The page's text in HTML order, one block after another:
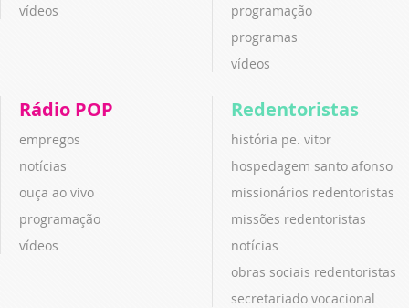
vídeos
programação
programas
vídeos
Rádio POP
empregos
notícias
ouça ao vivo
programação
vídeos
Redentoristas
história pe. vitor
hospedagem santo afonso
missionários redentoristas
missões redentoristas
notícias
obras sociais redentoristas
secretariado vocacional